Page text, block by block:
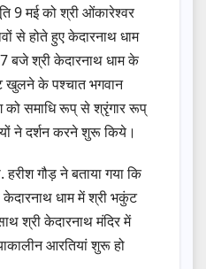
9 मई को श्री ओंकारेश्वर
से होते हुए केदारनाथ धाम
बजे श्री केदारनाथ धाम के
खुलने के पश्चात भगवान
को समाधि रूप् से श्रृंगार रूप्
ने दर्शन करने शुरू किये।
हरीश गौड़ ने बताया गया कि
धाम में श्री भकुंट
श्री केदारनाथ मंदिर में
आरतियां शुरू हो